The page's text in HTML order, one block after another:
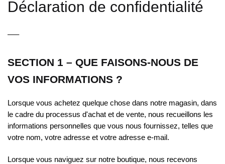
Déclaration de confidentialité
—–
SECTION 1 – QUE FAISONS-NOUS DE
VOS INFORMATIONS ?
Lorsque vous achetez quelque chose dans notre magasin, dans
le cadre du processus d'achat et de vente, nous recueillons les
informations personnelles que vous nous fournissez, telles que
votre nom, votre adresse et votre adresse e-mail.
Lorsque vous naviguez sur notre boutique, nous recevons